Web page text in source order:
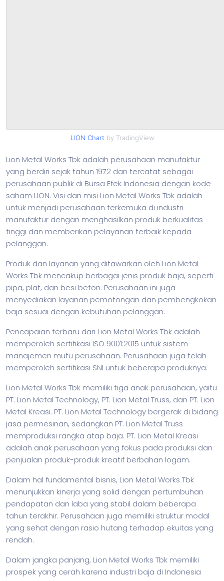
LION Chart by TradingView
Lion Metal Works Tbk adalah perusahaan manufaktur
yang berdiri sejak tahun 1972 dan tercatat sebagai
perusahaan publik di Bursa Efek Indonesia dengan kode
saham LION. Visi dan misi Lion Metal Works Tbk adalah
untuk menjadi perusahaan terkemuka di industri
manufaktur dengan menghasilkan produk berkualitas
tinggi dan memberikan pelayanan terbaik kepada
pelanggan.
Produk dan layanan yang ditawarkan oleh Lion Metal
Works Tbk mencakup berbagai jenis produk baja, seperti
pipa, plat, dan besi beton. Perusahaan ini juga
menyediakan layanan pemotongan dan pembengkokan
baja sesuai dengan kebutuhan pelanggan.
Pencapaian terbaru dari Lion Metal Works Tbk adalah
memperoleh sertifikasi ISO 9001:2015 untuk sistem
manajemen mutu perusahaan. Perusahaan juga telah
memperoleh sertifikasi SNI untuk beberapa produknya.
Lion Metal Works Tbk memiliki tiga anak perusahaan, yaitu
PT. Lion Metal Technology, PT. Lion Metal Truss, dan PT. Lion
Metal Kreasi. PT. Lion Metal Technology bergerak di bidang
jasa permesinan, sedangkan PT. Lion Metal Truss
memproduksi rangka atap baja. PT. Lion Metal Kreasi
adalah anak perusahaan yang fokus pada produksi dan
penjualan produk-produk kreatif berbahan logam.
Dalam hal fundamental bisnis, Lion Metal Works Tbk
menunjukkan kinerja yang solid dengan pertumbuhan
pendapatan dan laba yang stabil dalam beberapa
tahun terakhir. Perusahaan juga memiliki struktur modal
yang sehat dengan rasio hutang terhadap ekuitas yang
rendah.
Dalam jangka panjang, Lion Metal Works Tbk memiliki
prospek yang cerah karena industri baja di Indonesia